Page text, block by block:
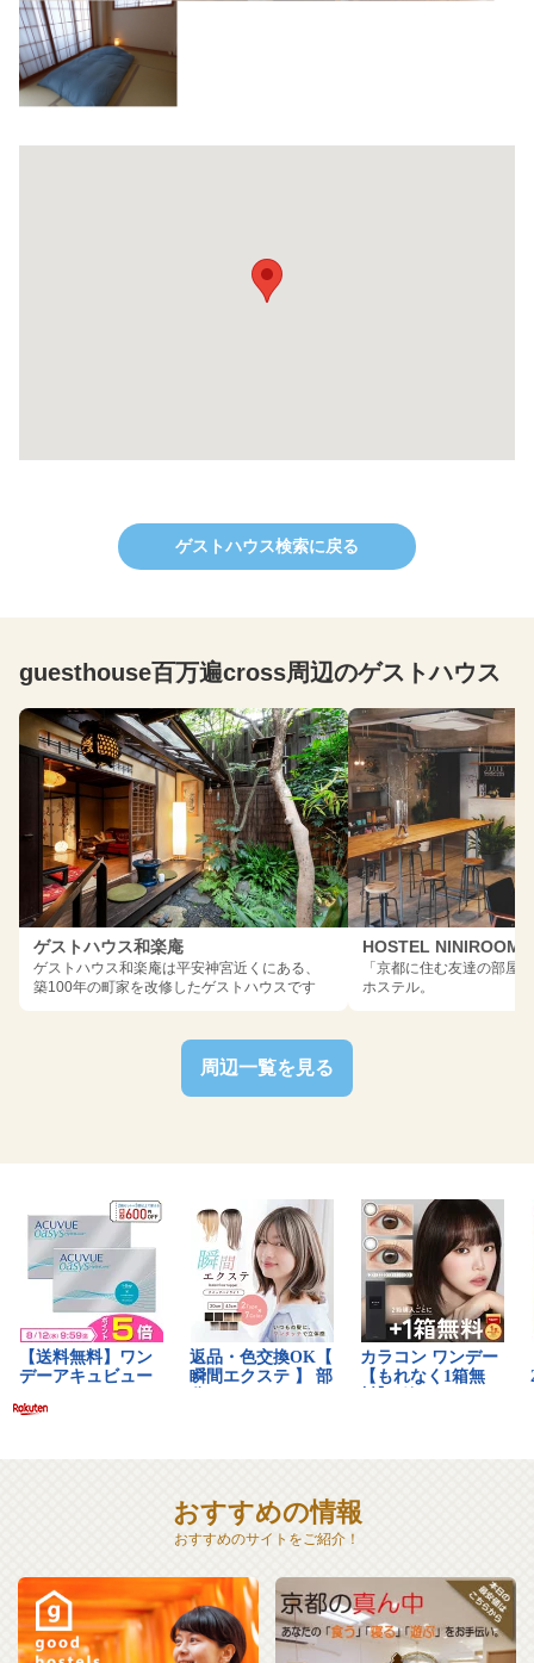
ゲストハウス検索に戻る
guesthouse百万遍cross周辺のゲストハウス
ゲストハウス和楽庵
ゲストハウス和楽庵は平安神宮近くにある、
築100年の町家を改修したゲストハウスです
HOSTEL NINIROOM
「京都に住む友達の部屋
ホステル。
周辺一覧を見る
おすすめの情報
おすすめのサイトをご紹介！